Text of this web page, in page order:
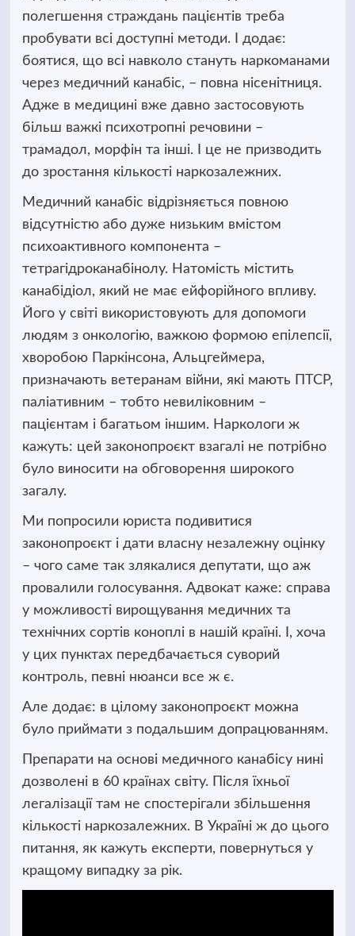
полегшення страждань пацієнтів треба
пробувати всі доступні методи. І додає:
боятися, що всі навколо стануть наркоманами
через медичний канабіс, – повна нісенітниця.
Адже в медицині вже давно застосовують
більш важкі психотропні речовини –
трамадол, морфін та інші. І це не призводить
до зростання кількості наркозалежних.
Медичний канабіс відрізняється повною
відсутністю або дуже низьким вмістом
психоактивного компонента –
тетрагідроканабінолу. Натомість містить
канабідіол, який не має ейфорійного впливу.
Його у світі використовують для допомоги
людям з онкологію, важкою формою епілепсії,
хворобою Паркінсона, Альцгеймера,
призначають ветеранам війни, які мають ПТСР,
паліативним – тобто невиліковним –
пацієнтам і багатьом іншим. Наркологи ж
кажуть: цей законопроєкт взагалі не потрібно
було виносити на обговорення широкого
загалу.
Ми попросили юриста подивитися
законопроєкт і дати власну незалежну оцінку
– чого саме так злякалися депутати, що аж
провалили голосування. Адвокат каже: справа
у можливості вирощування медичних та
технічних сортів коноплі в нашій країні. І, хоча
у цих пунктах передбачається суворий
контроль, певні нюанси все ж є.
Але додає: в цілому законопроєкт можна
було приймати з подальшим допрацюванням.
Препарати на основі медичного канабісу нині
дозволені в 60 країнах світу. Після їхньої
легалізації там не спостерігали збільшення
кількості наркозалежних. В Україні ж до цього
питання, як кажуть експерти, повернуться у
кращому випадку за рік.